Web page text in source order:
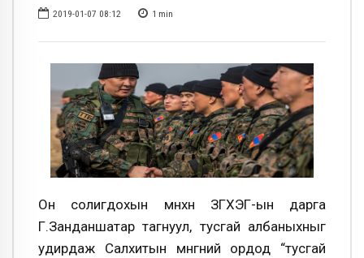
2019-01-07 08:12 1 min
Он солигдохын өмнөхөн ЗГХЭГ-ын дарга
Г.Занданшатар тагнуул, тусгай албаныхныг
удирдаж Салхитын мөнгөний ордод “тусгай